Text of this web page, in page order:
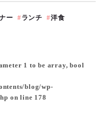
ー ランチ
洋食
1 to be array, bool
blog/wp-
on line 178